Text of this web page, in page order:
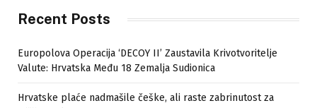
Recent Posts
Europolova Operacija ‘DECOY II’ Zaustavila Krivotvoritelje
Valute: Hrvatska Među 18 Zemalja Sudionica
Hrvatske plaće nadmašile češke, ali raste zabrinutost za